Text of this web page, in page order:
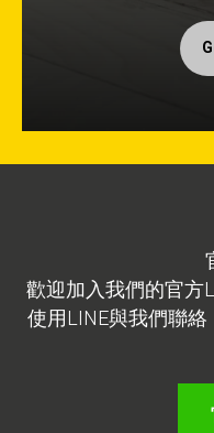
歡迎加入我們的官方
使用LINE與我們聯